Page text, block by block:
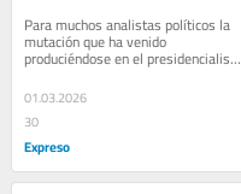
Para muchos analistas políticos la
mutación que ha venido
produciéndose en el presidencialismo
atenuado del Perú nos habría llevado
ya al...
01.03.2026
30
Expreso